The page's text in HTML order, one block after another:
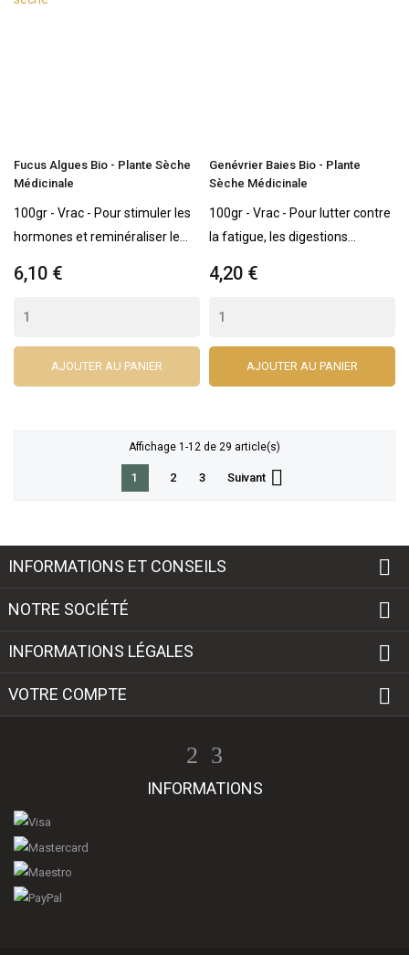
Fucus Algues Bio - Plante Sèche
Médicinale
100gr - Vrac - Pour stimuler les
hormones et reminéraliser le...
6,10 €
AJOUTER AU PANIER
Genévrier Baies Bio - Plante
Sèche Médicinale
100gr - Vrac - Pour lutter contre
la fatigue, les digestions...
4,20 €
AJOUTER AU PANIER
Affichage 1-12 de 29 article(s)
1 2 3 Suivant 
INFORMATIONS ET CONSEILS 
NOTRE SOCIÉTÉ 
INFORMATIONS LÉGALES 
VOTRE COMPTE 
INFORMATIONS